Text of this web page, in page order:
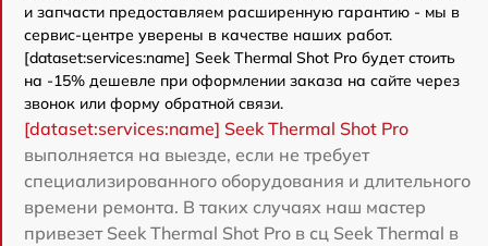
и запчасти предоставляем расширенную гарантию - мы в
сервис-центре уверены в качестве наших работ.
[dataset:services:name] Seek Thermal Shot Pro будет стоить
на -15% дешевле при оформлении заказа на сайте через
звонок или форму обратной связи.
[dataset:services:name] Seek Thermal Shot Pro
выполняется на выезде, если не требует
специализированного оборудования и длительного
времени ремонта. В таких случаях наш мастер
привезет Seek Thermal Shot Pro в сц Seek Thermal в